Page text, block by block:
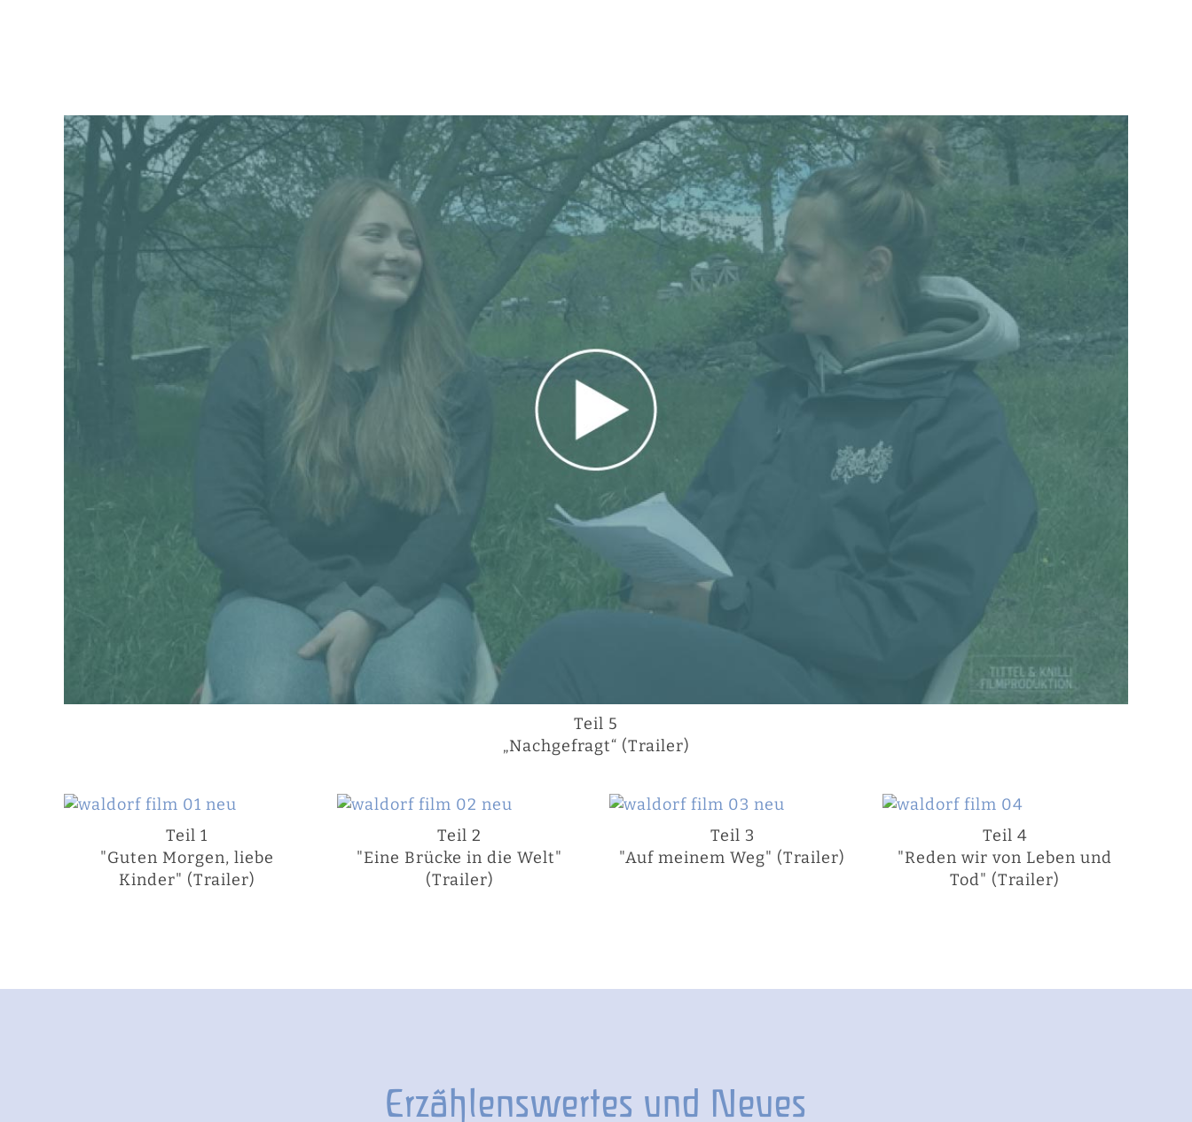
Teil 5
„Nachgefragt“ (Trailer)
Teil 1
"Guten Morgen, liebe
Kinder" (Trailer)
Teil 2
"Eine Brücke in die Welt"
(Trailer)
Teil 3
"Auf meinem Weg" (Trailer)
Teil 4
"Reden wir von Leben und
Tod" (Trailer)
Erzählenswertes und Neues